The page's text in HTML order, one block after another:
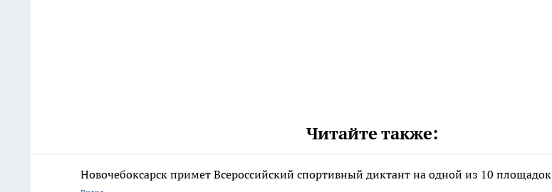
Читайте также:
Новочебоксарск примет Всероссийский спортивный диктант на одной из 10 площадок